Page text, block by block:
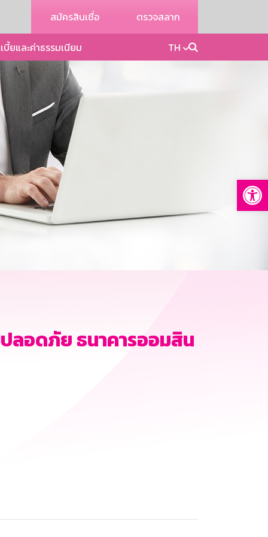
สมัครสินเชื่อ ตรวจสลาก
บี้ยและค่าธรรมเนียม TH
ปลอดภัย ธนาคารออมสิน